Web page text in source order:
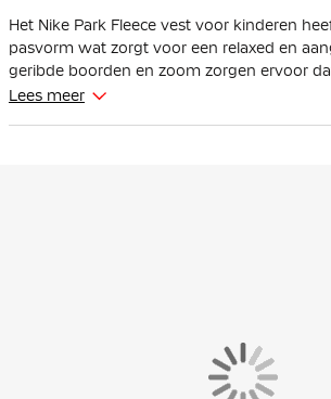
Het Nike Park Fleece vest voor kinderen
pasvorm wat zorgt voor een relaxed en
geribde boorden en zoom zorgen ervoor
op zijn plek blijft zitten.
Lees meer